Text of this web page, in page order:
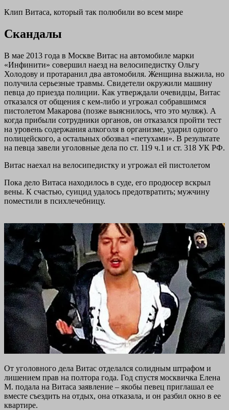
Клип Витаса, который так полюбили во всем мире
Скандалы
В мае 2013 года в Москве Витас на автомобиле марки
«Инфинити» совершил наезд на велосипедистку Ольгу
Холодову и протаранил два автомобиля. Женщина выжила, но
получила серьезные травмы. Свидетели окружили машину
певца до приезда полиции. Как утверждали очевидцы, Витас
отказался от общения с кем-либо и угрожал собравшимся
пистолетом Макарова (позже выяснилось, что это муляж). А
когда прибыли сотрудники органов, он отказался пройти тест
на уровень содержания алкоголя в организме, ударил одного
полицейского, а остальных обозвал «петухами». В результате
на певца завели уголовные дела по ст. 119 ч.1 и ст. 318 УК РФ.
Витас наехал на велосипедистку и угрожал ей пистолетом
Пока дело Витаса находилось в суде, его продюсер вскрыл
вены. К счастью, суицид удалось предотвратить; мужчину
поместили в психлечебницу.
От уголовного дела Витас отделался солидным штрафом и
лишением прав на полтора года. Год спустя москвичка Елена
М. подала на Витаса заявление – якобы певец приглашал ее
вместе съездить на отдых, она отказала, и он разбил окно в ее
квартире.